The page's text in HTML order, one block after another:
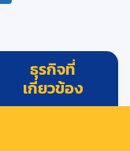
ธุรกิจที่
เกี่ยวข้อง